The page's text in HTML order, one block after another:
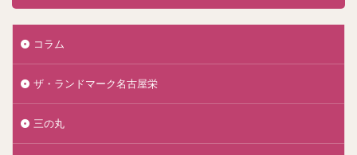
コラム
ザ・ランドマーク名古屋栄
三の丸